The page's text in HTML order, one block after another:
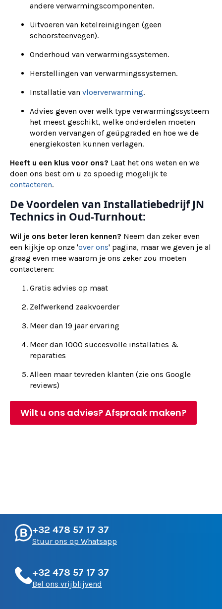
andere verwarmingscomponenten.
Uitvoeren van ketelreinigingen (geen
schoorsteenvegen).
Onderhoud van verwarmingssystemen.
Herstellingen van verwarmingssystemen.
Installatie van vloerverwarming.
Advies geven over welk type verwarmingssysteem
het meest geschikt, welke onderdelen moeten
worden vervangen of geüpgraded en hoe we de
energiekosten kunnen verlagen.
Heeft u een klus voor ons? Laat het ons weten en we
doen ons best om u zo spoedig mogelijk te
contacteren.
De Voordelen van Installatiebedrijf JN
Technics in Oud-Turnhout:
Wil je ons beter leren kennen? Neem dan zeker even
een kijkje op onze 'over ons' pagina, maar we geven je al
graag even mee waarom je ons zeker zou moeten
contacteren:
Gratis advies op maat
Zelfwerkend zaakvoerder
Meer dan 19 jaar ervaring
Meer dan 1000 succesvolle installaties &
reparaties
Alleen maar tevreden klanten (zie ons Google
reviews)
Wilt u ons advies? Afspraak maken?
+32 478 57 17 37
Stuur ons op Whatsapp
+32 478 57 17 37
Bel ons vrijblijvend